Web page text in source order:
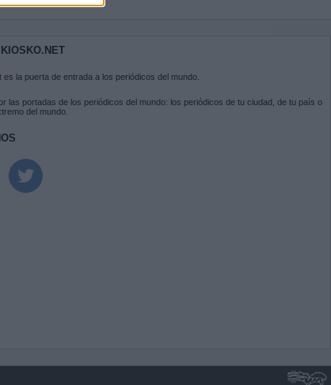
es la puerta de entrada a los periódicos del mundo.
las portadas de los periódicos del mundo: los periódicos de tu ciudad, de tu país o
del mundo.